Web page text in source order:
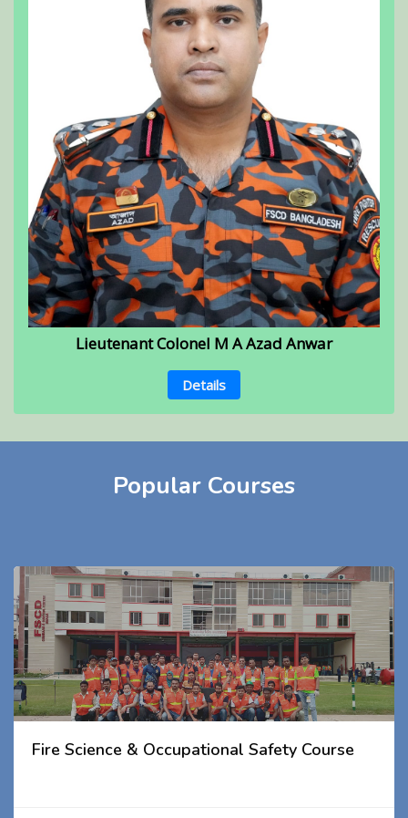
Lieutenant Colonel M A Azad Anwar
Details
Popular Courses
Fire Science & Occupational Safety Course